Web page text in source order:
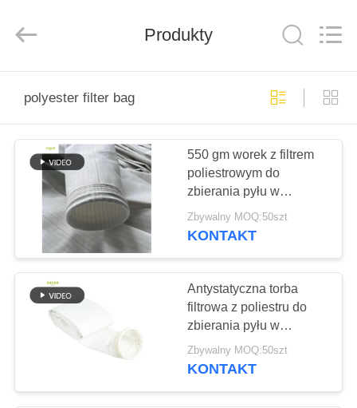
PRODUKTY
NAS
WYCIECZKA
PO
FABRYCE
KONTROLA
JAKOŚCI
Technology
Co.,Ltd..
Reserved.
Produkty
polyester filter bag
550 gm worek z filtrem
poliestrowym do
zbierania pyłu w
przemyśle drewnianym
o wysokiej odporności
Zbywalny MOQ:50szt
KONTAKT
Antystatyczna torba
filtrowa z poliestru do
zbierania pyłu w
wysokiej temperaturze w
przemyśle spożywczym i
Zbywalny MOQ:50szt
KONTAKT